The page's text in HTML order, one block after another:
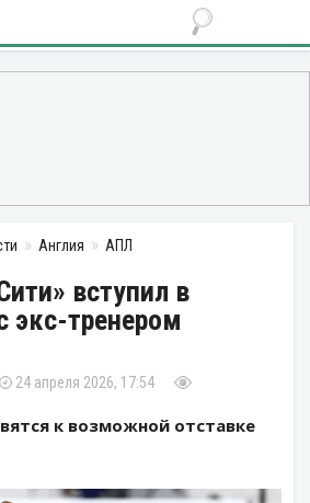
Англия АПЛ
вступил в
экс-тренером
24 апреля 2026, 17:54
к возможной отставке